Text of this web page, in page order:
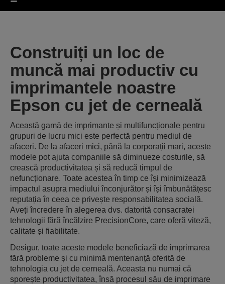
Construiți un loc de
muncă mai productiv cu
imprimantele noastre
Epson cu jet de cerneală
Această gamă de imprimante și multifuncționale pentru
grupuri de lucru mici este perfectă pentru mediul de
afaceri. De la afaceri mici, până la corporații mari, aceste
modele pot ajuta companiile să diminueze costurile, să
crească productivitatea și să reducă timpul de
nefuncționare. Toate acestea în timp ce își minimizează
impactul asupra mediului înconjurător și își îmbunătățesc
reputația în ceea ce privește responsabilitatea socială.
Aveți încredere în alegerea dvs. datorită consacratei
tehnologii fără încălzire PrecisionCore, care oferă viteză,
calitate și fiabilitate.
Desigur, toate aceste modele beneficiază de imprimarea
fără probleme și cu minimă mentenanță oferită de
tehnologia cu jet de cerneală. Aceasta nu numai că
sporește productivitatea, însă procesul său de imprimare